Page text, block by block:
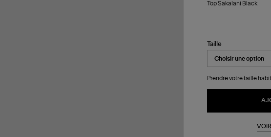
Sakalani
Top Sakalani Black
Taille
Prendre votre taille